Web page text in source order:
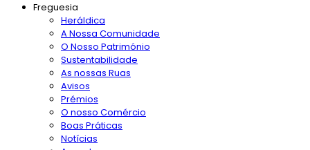
Freguesia
Heráldica
A Nossa Comunidade
O Nosso Património
Sustentabilidade
As nossas Ruas
Avisos
Prémios
O nosso Comércio
Boas Práticas
Notícias